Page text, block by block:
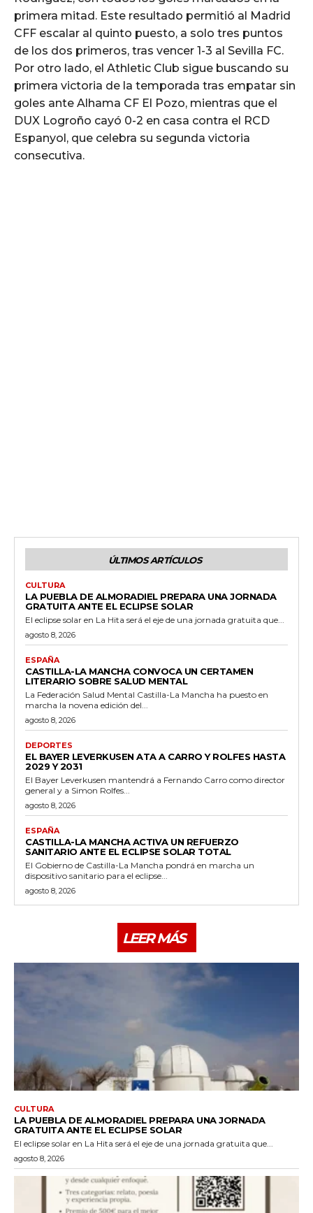
primera mitad. Este resultado permitió al Madrid
CFF escalar al quinto puesto, a solo tres puntos
de los dos primeros, tras vencer 1-3 al Sevilla FC.
Por otro lado, el Athletic Club sigue buscando su
primera victoria de la temporada tras empatar sin
goles ante Alhama CF El Pozo, mientras que el
DUX Logroño cayó 0-2 en casa contra el RCD
Espanyol, que celebra su segunda victoria
consecutiva.
ÚLTIMOS ARTÍCULOS
CULTURA
LA PUEBLA DE ALMORADIEL PREPARA UNA JORNADA
GRATUITA ANTE EL ECLIPSE SOLAR
El eclipse solar en La Hita será el eje de una jornada gratuita que...
agosto 8, 2026
ESPAÑA
CASTILLA-LA MANCHA CONVOCA UN CERTAMEN
LITERARIO SOBRE SALUD MENTAL
La Federación Salud Mental Castilla-La Mancha ha puesto en
marcha la novena edición del...
agosto 8, 2026
DEPORTES
EL BAYER LEVERKUSEN ATA A CARRO Y ROLFES HASTA
2029 Y 2031
El Bayer Leverkusen mantendrá a Fernando Carro como director
general y a Simon Rolfes...
agosto 8, 2026
ESPAÑA
CASTILLA-LA MANCHA ACTIVA UN REFUERZO
SANITARIO ANTE EL ECLIPSE SOLAR TOTAL
El Gobierno de Castilla-La Mancha pondrá en marcha un
dispositivo sanitario para el eclipse...
agosto 8, 2026
LEER MÁS
CULTURA
LA PUEBLA DE ALMORADIEL PREPARA UNA JORNADA
GRATUITA ANTE EL ECLIPSE SOLAR
El eclipse solar en La Hita será el eje de una jornada gratuita que...
agosto 8, 2026